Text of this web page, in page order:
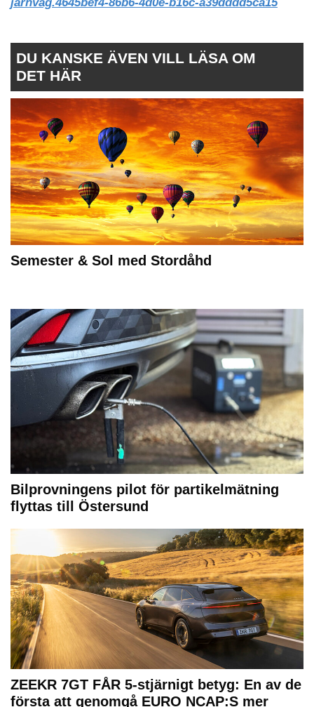
DU KANSKE ÄVEN VILL LÄSA OM
DET HÄR
Semester & Sol med Stordåhd
Bilprovningens pilot för partikelmätning
flyttas till Östersund
ZEEKR 7GT FÅR 5-stjärnigt betyg: En av de
första att genomgå EURO NCAP:S mer